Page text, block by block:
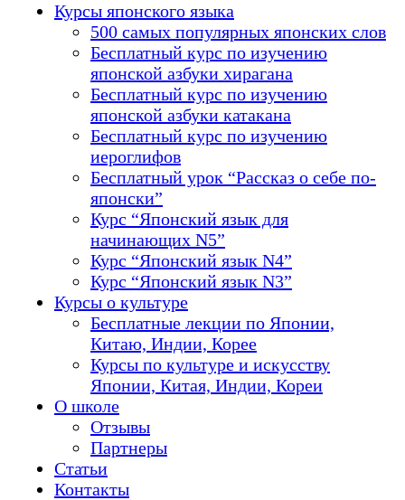
Курсы японского языка
500 самых популярных японских слов
Бесплатный курс по изучению
японской азбуки хирагана
Бесплатный курс по изучению
японской азбуки катакана
Бесплатный курс по изучению
иероглифов
Бесплатный урок “Рассказ о себе по-
японски”
Курс “Японский язык для
начинающих N5”
Курс “Японский язык N4”
Курс “Японский язык N3”
Курсы о культуре
Бесплатные лекции по Японии,
Китаю, Индии, Корее
Курсы по культуре и искусству
Японии, Китая, Индии, Кореи
О школе
Отзывы
Партнеры
Статьи
Контакты